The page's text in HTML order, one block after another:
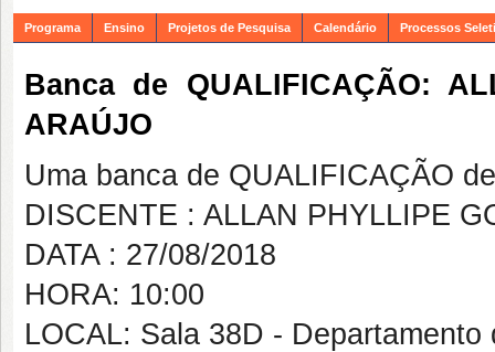
Programa Ensino Projetos de Pesquisa Calendário Processos
Banca de QUALIFICAÇÃO:
ARAÚJO
Uma banca de QUALIFICAÇÃO
DISCENTE : ALLAN PHYLLIPE
DATA : 27/08/2018
HORA: 10:00
LOCAL: Sala 38D - Departamento